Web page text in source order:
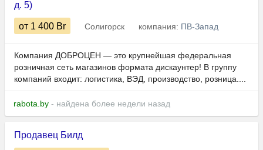
д. 5)
от 1 400 Br Солигорск компания: ПВ-Запад
Компания ДОБРОЦЕН — это крупнейшая федеральная
розничная сеть магазинов формата дискаунтер! В группу
компаний входит: логистика, ВЭД, производство, розница....
rabota.by - найдена более недели назад
Продавец Билд